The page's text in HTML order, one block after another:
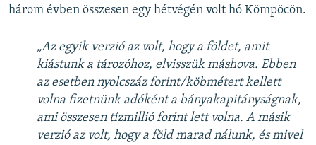
három évben összesen egy hétvégén volt hó Kömpöcön.
„Az egyik verzió az volt, hogy a földet, amit
kiástunk a tározóhoz, elvisszük máshova. Ebben
az esetben nyolcszáz forint/köbmétert kellett
volna fizetnünk adóként a bányakapitányságnak,
ami összesen tízmillió forint lett volna. A másik
verzió az volt, hogy a föld marad nálunk, és mivel